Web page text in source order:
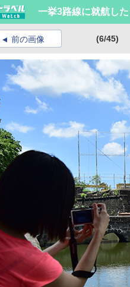
一挙3路線に就航し
前の画像 (6/45)